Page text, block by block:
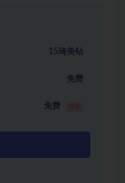
15琦美钻
免费
免费